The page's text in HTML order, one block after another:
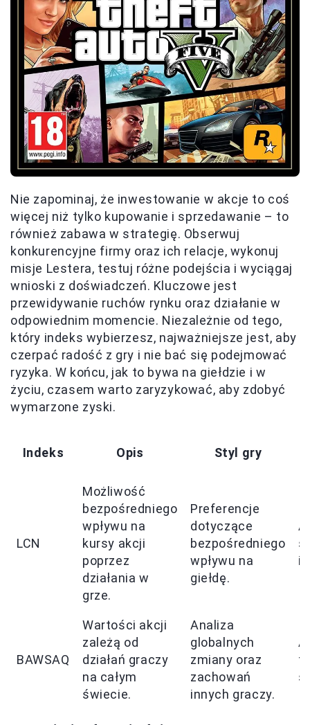
Nie zapominaj, że inwestowanie w akcje to coś
więcej niż tylko kupowanie i sprzedawanie – to
również zabawa w strategię. Obserwuj
konkurencyjne firmy oraz ich relacje, wykonuj
misje Lestera, testuj różne podejścia i wyciągaj
wnioski z doświadczeń. Kluczowe jest
przewidywanie ruchów rynku oraz działanie w
odpowiednim momencie. Niezależnie od tego,
który indeks wybierzesz, najważniejsze jest, aby
czerpać radość z gry i nie bać się podejmować
ryzyka. W końcu, jak to bywa na giełdzie i w
życiu, czasem warto zaryzykować, aby zdobyć
wymarzone zyski.
Indeks Opis Styl gry
LCN
Możliwość
bezpośredniego
wpływu na
kursy akcji
poprzez
działania w
grze.
Preferencje
dotyczące
bezpośredniego
wpływu na
giełdę.
BAWSAQ
Wartości akcji
zależą od
działań graczy
na całym
świecie.
Analiza
globalnych
zmiany oraz
zachowań
innych graczy.